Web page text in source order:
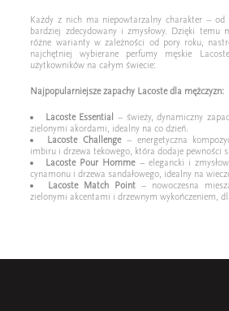
Każdy z nich ma niepowtarzalny charakter – od
bardziej zdecydowany i zmysłowy. Dzięki temu
różne warianty w zależności od pory roku,
najchętniej wybierane perfumy męskie
użytkowników na całym świecie:
Najpopularniejsze zapachy Lacoste dla mężczyzn:
Lacoste Essential – świeży, dynamiczny
zielonymi akordami, idealny na co dzień.
Lacoste Challenge– energetyczna
imbiru i drzewa tekowego, która dodaje pewności
Lacoste Pour Homme– elegancki i
cynamonu i drzewa sandałowego, idealny na
Lacoste Match Point– nowoczesna
zielonymi akcentami i drzewnym wykończeniem,